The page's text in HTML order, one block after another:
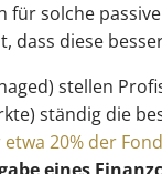
für solche
dass diese
stellen
ständig die
20% der